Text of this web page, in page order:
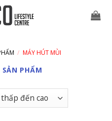
/ MÁY HÚT MÙI
PHẨM